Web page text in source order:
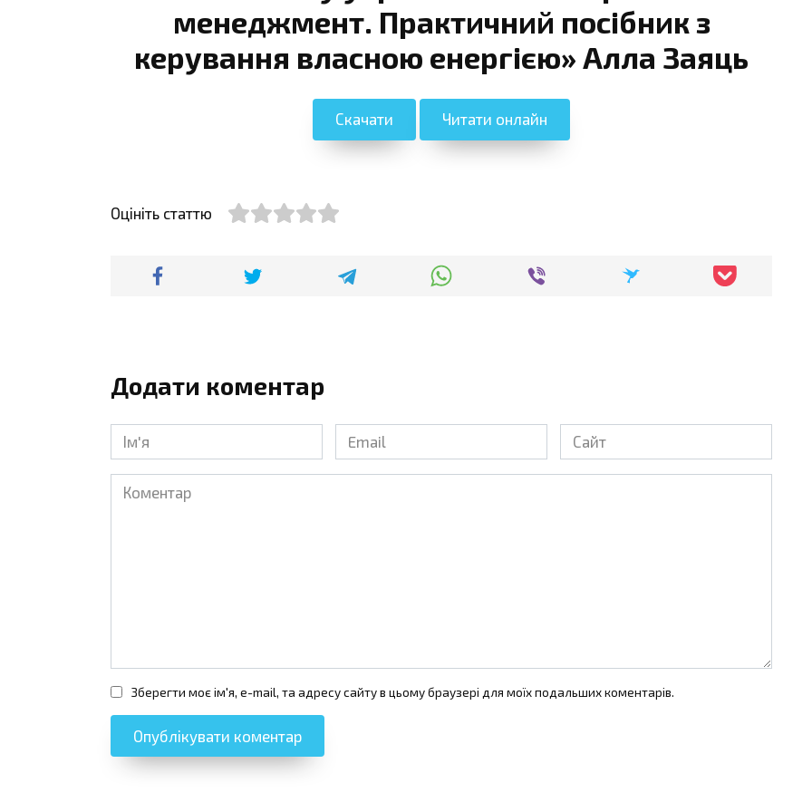
менеджмент. Практичний посібник з
керування власною енергією» Алла Заяць
Скачати Читати онлайн
Оцініть статтю
Додати коментар
Ім'я
Email
Сайт
Коментар
Зберегти моє ім'я, e-mail, та адресу сайту в цьому браузері для моїх подальших коментарів.